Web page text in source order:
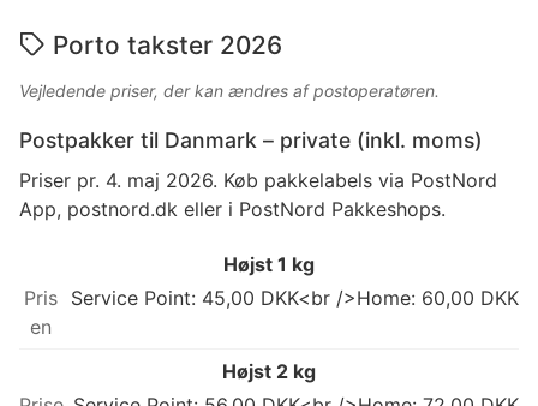
Porto takster 2026
Vejledende priser, der kan ændres af postoperatøren.
Postpakker til Danmark – private (inkl. moms)
Priser pr. 4. maj 2026. Køb pakkelabels via PostNord
App, postnord.dk eller i PostNord Pakkeshops.
Højst 1 kg
Service Point: 45,00 DKK<br />Home: 60,00 DKK
Højst 2 kg